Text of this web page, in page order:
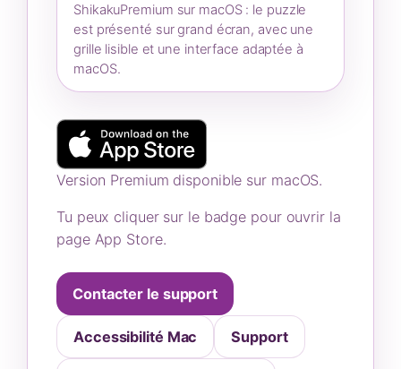
ShikakuPremium sur macOS : le puzzle
est présenté sur grand écran, avec une
grille lisible et une interface adaptée à
macOS.
Version Premium disponible sur macOS.
Tu peux cliquer sur le badge pour ouvrir la
page App Store.
Contacter le support
Accessibilité Mac Support